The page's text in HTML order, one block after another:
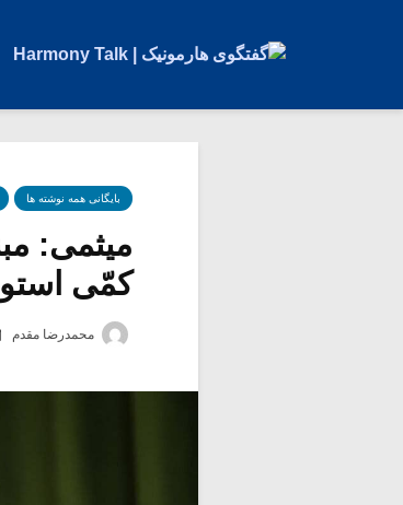
بایگانی همه نوشته ها
میثمی:
کمّی
محمدرضا مقدم